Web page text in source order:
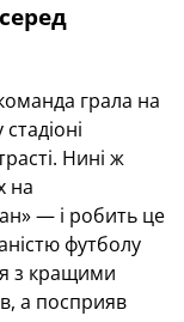
грала на
Нині ж
на
— і робить це
футболу
з кращими
а посприяв